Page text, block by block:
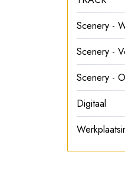
Scenery -
Scenery -
Scenery -
Digitaal